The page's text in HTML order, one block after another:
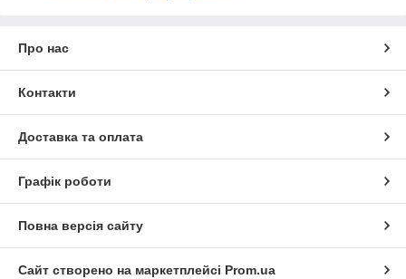
Про нас
Контакти
Доставка та оплата
Графік роботи
Повна версія сайту
Сайт створено на маркетплейсі Prom.ua